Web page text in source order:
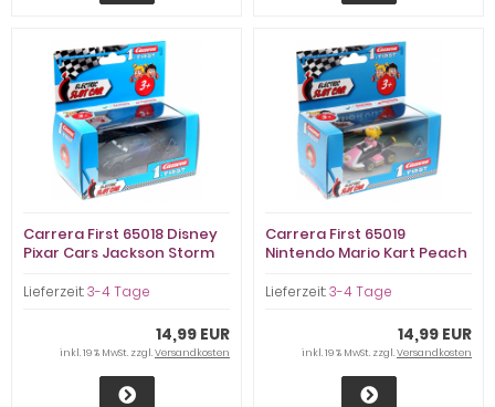
Carrera First 65018 Disney
Pixar Cars Jackson Storm
Lieferzeit:3-4 Tage
14,99 EUR
inkl. 19 % MwSt. zzgl.Versandkosten
Carrera First 65019
Nintendo Mario Kart Peach
Lieferzeit:3-4 Tage
14,99 EUR
inkl. 19 % MwSt. zzgl.Versandkosten